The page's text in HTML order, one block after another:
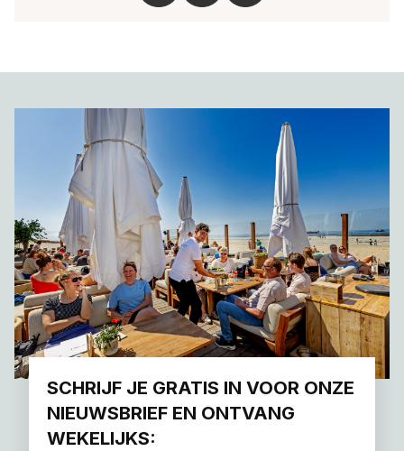
SCHRIJF JE GRATIS IN VOOR ONZE
NIEUWSBRIEF EN ONTVANG
WEKELIJKS: